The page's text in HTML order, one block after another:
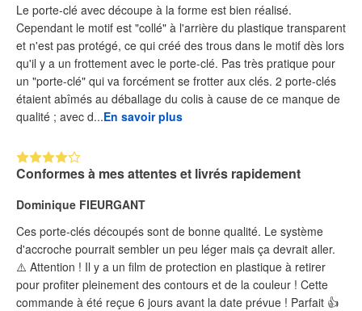
Le porte-clé avec découpe à la forme est bien réalisé.
Cependant le motif est "collé" à l'arrière du plastique transparent
et n'est pas protégé, ce qui créé des trous dans le motif dès lors
qu'il y a un frottement avec le porte-clé. Pas très pratique pour
un "porte-clé" qui va forcément se frotter aux clés. 2 porte-clés
étaient abîmés au déballage du colis à cause de ce manque de
qualité ; avec d...En savoir plus
Conformes à mes attentes et livrés rapidement
Dominique FIEURGANT
Ces porte-clés découpés sont de bonne qualité. Le système
d'accroche pourrait sembler un peu léger mais ça devrait aller.
⚠️ Attention ! Il y a un film de protection en plastique à retirer
pour profiter pleinement des contours et de la couleur ! Cette
commande à été reçue 6 jours avant la date prévue ! Parfait 👍